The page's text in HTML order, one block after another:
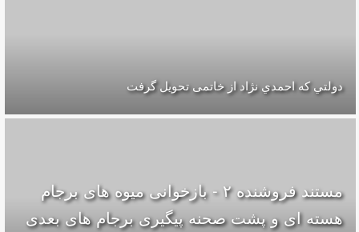
دولتي كه احمدي نژاد از خاتمی تحويل گرفت
مستند فروشنده ۲ - بازخوانی میوه های برجام
هسته ای و پشت صحنه پیگیری برجام های بعدی